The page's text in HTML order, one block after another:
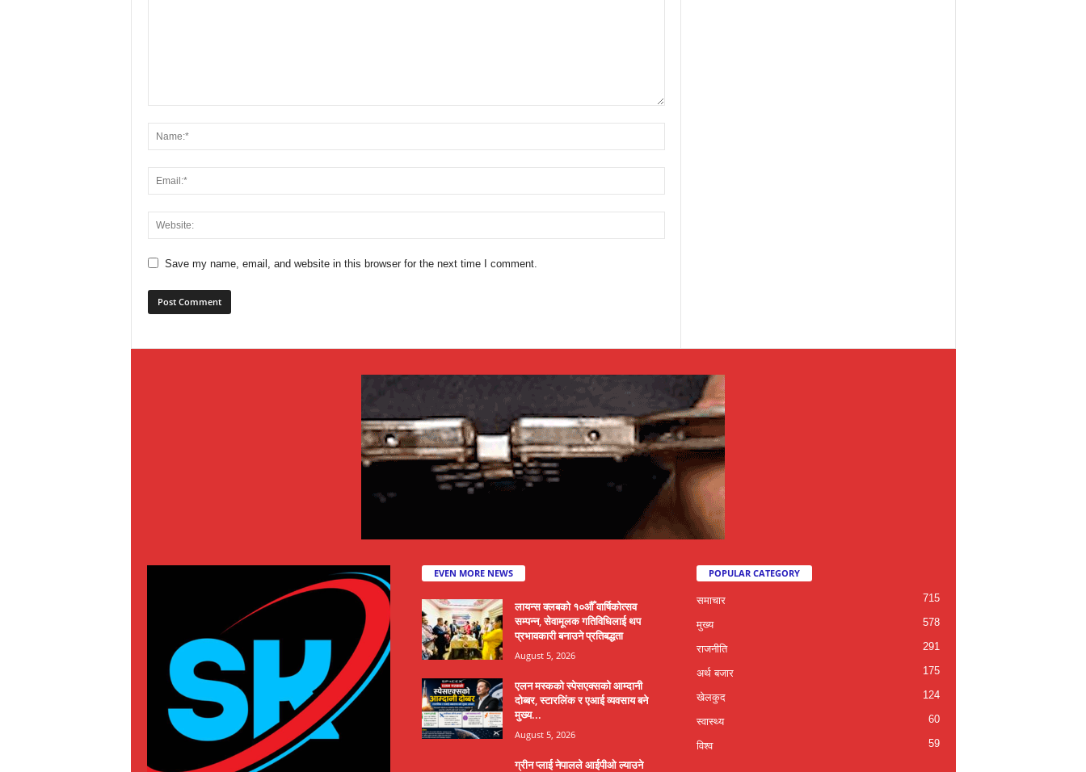
Save my name, email, and website in this browser for the next time I comment.
EVEN MORE NEWS
लायन्स क्लबको १०औँ वार्षिकोत्सव
सम्पन्न, सेवामूलक गतिविधिलाई थप
प्रभावकारी बनाउने प्रतिबद्धता
August 5, 2026
एलन मस्कको स्पेसएक्सको आम्दानी
दोब्बर, स्टारलिंक र एआई व्यवसाय बने
मुख्य...
August 5, 2026
ग्रीन प्लाई नेपालले आईपीओ ल्याउने
POPULAR CATEGORY
समाचार 715
मुख्य 578
राजनीति 291
अर्थ बजार 175
खेलकुद 124
स्वास्थ्य 60
विश्व 59